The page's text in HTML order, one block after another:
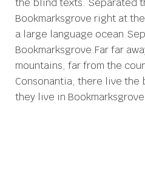
the blind texts. Separated
Bookmarksgrove right at
a large language
Bookmarksgrove.Far far
mountains, far from the
Consonantia, there live
they live in